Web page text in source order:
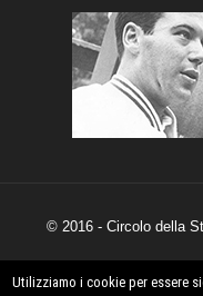
© 2016 - Circolo della
Utilizziamo i cookie per essere